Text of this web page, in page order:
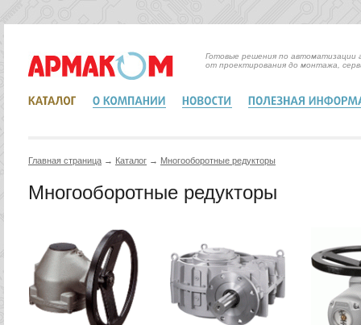
Готовые решения по автоматизации
от проектирования до монтажа,
Главная страница → Каталог → Mногооборотные редукторы
Mногооборотные редукторы